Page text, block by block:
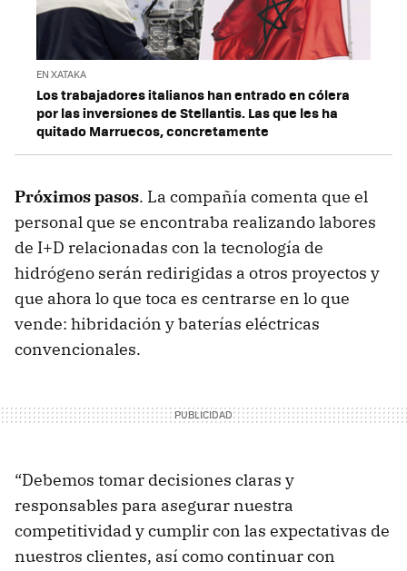
EN XATAKA
Los trabajadores italianos han entrado en cólera
por las inversiones de Stellantis. Las que les ha
quitado Marruecos, concretamente
Próximos pasos. La compañía comenta que el
personal que se encontraba realizando labores
de I+D relacionadas con la tecnología de
hidrógeno serán redirigidas a otros proyectos y
que ahora lo que toca es centrarse en lo que
vende: hibridación y baterías eléctricas
convencionales.
“Debemos tomar decisiones claras y
responsables para asegurar nuestra
competitividad y cumplir con las expectativas de
nuestros clientes, así como continuar con